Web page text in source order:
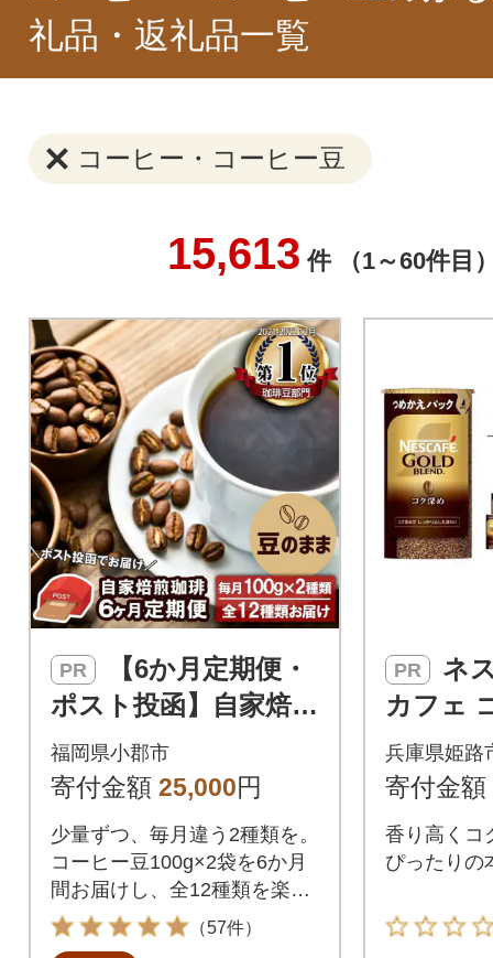
礼品・返礼品一覧
コーヒー・コーヒー豆
15,613 件 （1～60件目
PR
ポスト投函】自家焙煎
コーヒー豆 100g×2袋
全12種[No5354-0229]
福岡県小郡市
寄付金額 25,000円
少量ずつ、毎月違う2種類を。
コーヒー豆100g×2袋を6か月
間お届けし、全12種類を楽し
める自家焙煎珈琲の定期便で
す。
（57件）
PR
カフェ
ンドコ
ステム
兵庫県姫路
寄付金額
香り高くコ
ぴったりの